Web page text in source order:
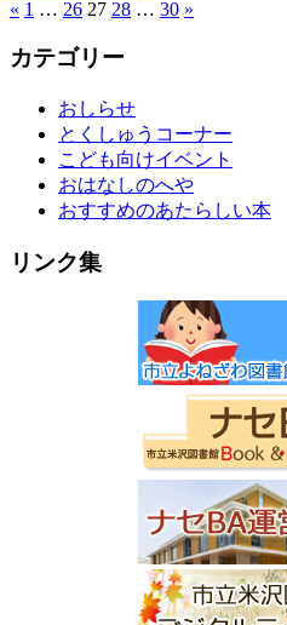
« 1 … 26 27 28 … 30 »
カテゴリー
おしらせ
とくしゅうコーナー
こども向けイベント
おはなしのへや
おすすめのあたらしい本
リンク集